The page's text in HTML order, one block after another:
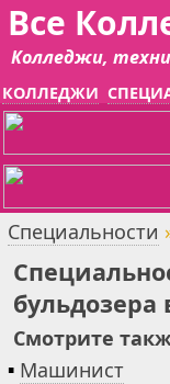
Все
Колледжи,
КОЛЛЕДЖИ
Специальности
бульдозера
Смотрите
▪ Машинист